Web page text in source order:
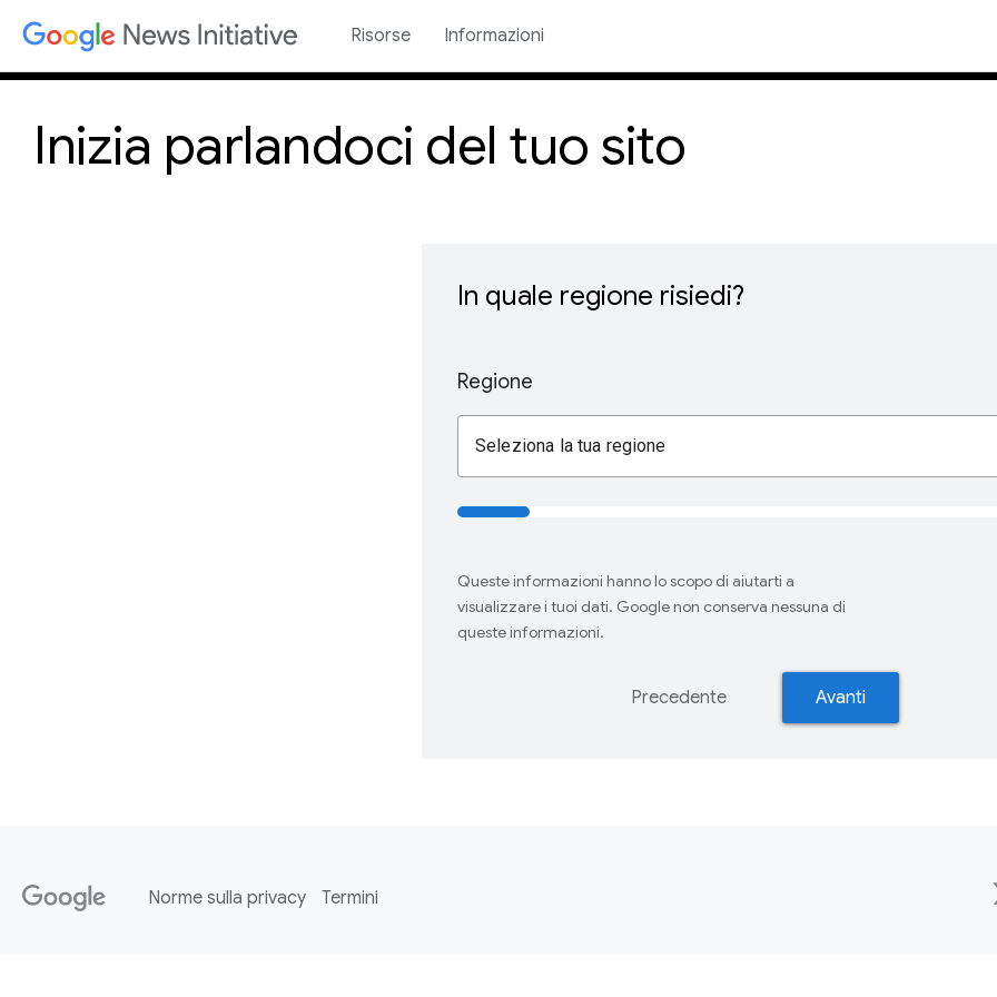
Risorse Informazioni
Inizia parlandoci del tuo sito
In quale regione risiedi?
Regione
Seleziona la tua regione
Queste informazioni hanno lo scopo di aiutarti a
visualizzare i tuoi dati. Google non conserva nessuna di
queste informazioni.
Precedente Avanti
Norme sulla privacy Termini